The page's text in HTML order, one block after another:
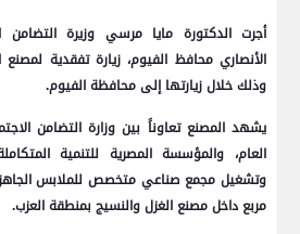
أجرت الدكتورة مايا مرسي وزيرة التضامن
الأنصاري محافظ الفيوم، زيارة تفقدية لمصنع
وذلك خلال زيارتها إلى محافظة الفيوم.
يشهد المصنع تعاوناً بين وزارة التضامن
العام، والمؤسسة المصرية للتنمية
مربع داخل مصنع الغزل والنسيج بمنطقة العزب.